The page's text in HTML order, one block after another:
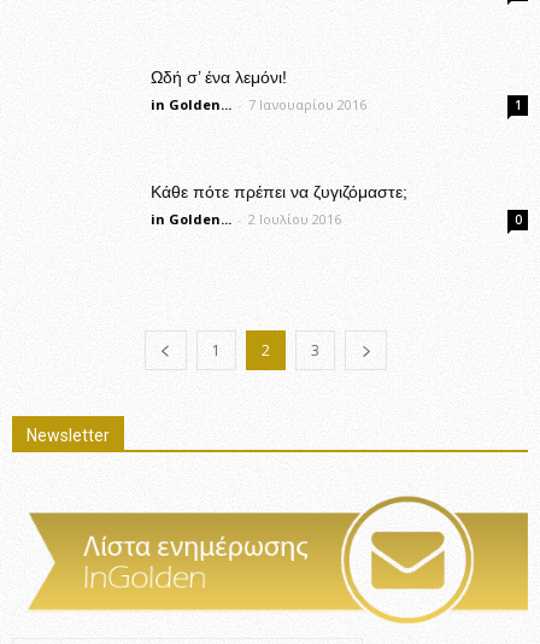
Ωδή σ’ ένα λεμόνι!
in Golden... - 7 Ιανουαρίου 2016 1
Κάθε πότε πρέπει να ζυγιζόμαστε;
in Golden... - 2 Ιουλίου 2016 0
1 2 3
Newsletter